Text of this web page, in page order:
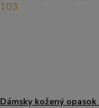
Dámsky kožený